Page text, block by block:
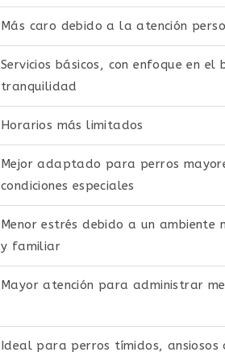
Más caro debido a la atención
Servicios básicos, con enfoque en el
tranquilidad
Horarios más limitados
Mejor adaptado para perros
condiciones especiales
Menor estrés debido a un ambiente
y familiar
Mayor atención para administrar
Ideal para perros tímidos, ansiosos